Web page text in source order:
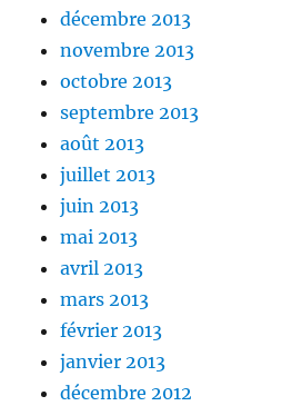
décembre 2013
novembre 2013
octobre 2013
septembre 2013
août 2013
juillet 2013
juin 2013
mai 2013
avril 2013
mars 2013
février 2013
janvier 2013
décembre 2012